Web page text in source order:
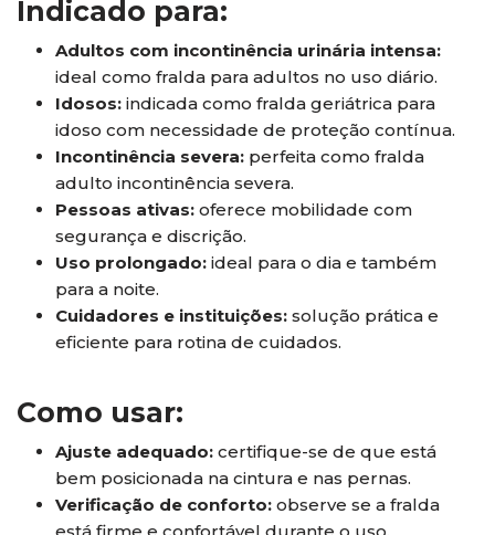
Indicado para:
Adultos com incontinência urinária intensa:
ideal como fralda para adultos no uso diário.
Idosos: indicada como fralda geriátrica para
idoso com necessidade de proteção contínua.
Incontinência severa: perfeita como fralda
adulto incontinência severa.
Pessoas ativas: oferece mobilidade com
segurança e discrição.
Uso prolongado: ideal para o dia e também
para a noite.
Cuidadores e instituições: solução prática e
eficiente para rotina de cuidados.
Como usar:
Ajuste adequado: certifique-se de que está
bem posicionada na cintura e nas pernas.
Verificação de conforto: observe se a fralda